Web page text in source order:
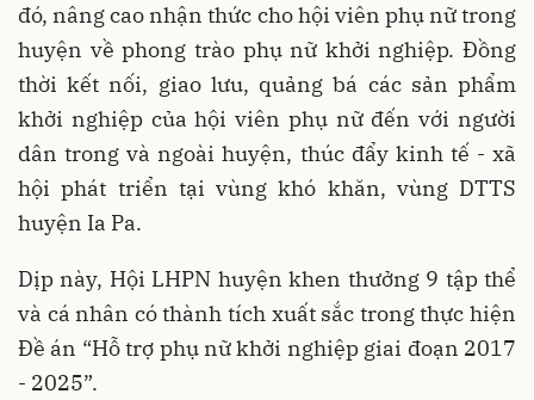
đó, nâng cao nhận thức cho hội viên phụ nữ trong
huyện về phong trào phụ nữ khởi nghiệp. Đồng
thời kết nối, giao lưu, quảng bá các sản phẩm
khởi nghiệp của hội viên phụ nữ đến với người
dân trong và ngoài huyện, thúc đẩy kinh tế - xã
hội phát triển tại vùng khó khăn, vùng DTTS
huyện Ia Pa.
Dịp này, Hội LHPN huyện khen thưởng 9 tập thể
và cá nhân có thành tích xuất sắc trong thực hiện
Đề án “Hỗ trợ phụ nữ khởi nghiệp giai đoạn 2017
- 2025”.